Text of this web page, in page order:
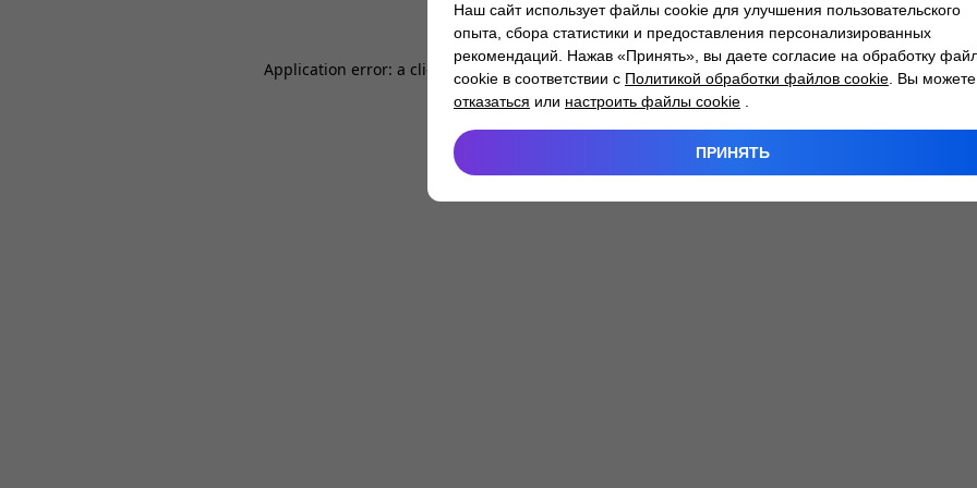
Application error: a client -side exception has occurred while loading atlantm.by (see the
Наш сайт использует файлы cookie для улучшения пользовательского
опыта, сбора статистики и предоставления персонализированных
рекомендаций. Нажав «Принять», вы даете согласие на обработку
cookie в соответствии с Политикой обработки файлов cookie . Вы можете
отказаться или настроить файлы cookie
ПРИНЯТЬ